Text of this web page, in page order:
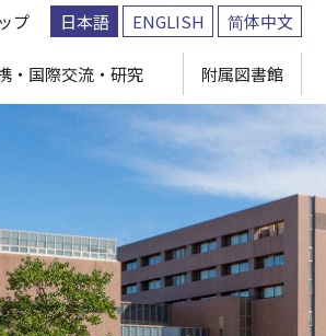
日本語 ENGLISH 简体中文
プ
・国際交流・研究 附属図書館